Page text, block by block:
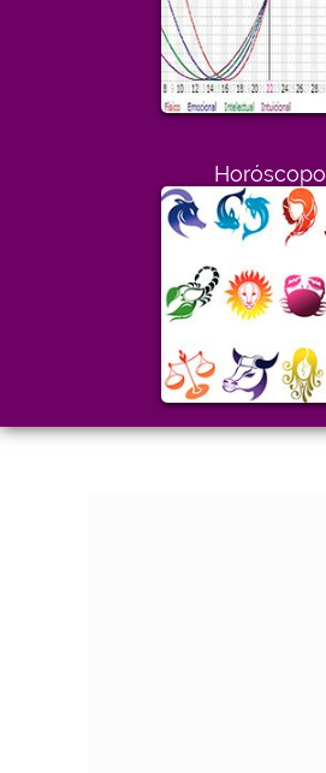
Horóscopo